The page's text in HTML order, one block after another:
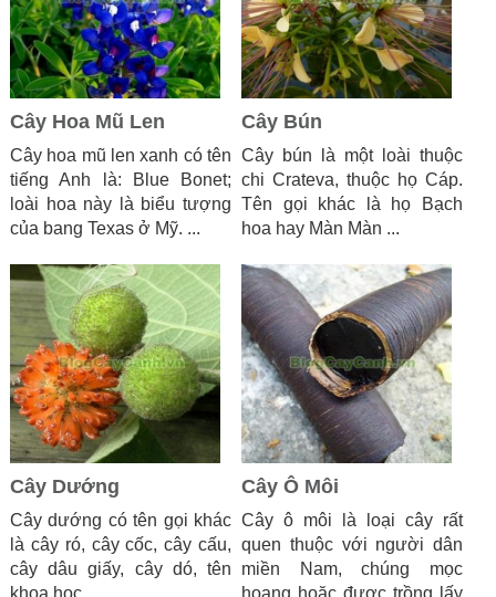
Cây Hoa Mũ Len
Cây hoa mũ len xanh có tên
tiếng Anh là: Blue Bonet;
loài hoa này là biểu tượng
của bang Texas ở Mỹ. ...
Cây Bún
Cây bún là một loài thuộc
chi Crateva, thuộc họ Cáp.
Tên gọi khác là họ Bạch
hoa hay Màn Màn ...
Cây Dướng
Cây dướng có tên gọi khác
là cây ró, cây cốc, cây cấu,
cây dâu giấy, cây dó, tên
Cây Ô Môi
Cây ô môi là loại cây rất
quen thuộc với người dân
miền Nam, chúng mọc